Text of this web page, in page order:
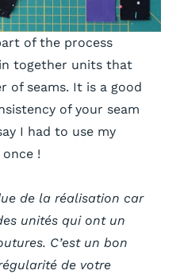
of the process
together units that
of seams. It is a good
of your seam
I had to use my
!
de la réalisation car
unités qui ont un
C’est un bon
de votre